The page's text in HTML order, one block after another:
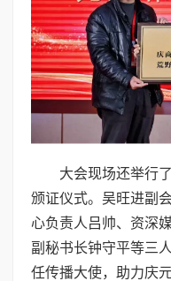
大会现场还举行
颁证仪式。吴旺进副
心负责人吕帅、资深
副秘书长钟守平等三
任传播大使，助力庆